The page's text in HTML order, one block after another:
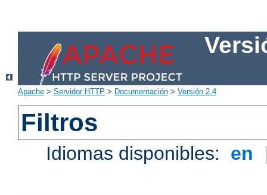
Apache > Servidor HTTP > Documentación > Versión 2.4
Filtros
Idiomas disponibles: en